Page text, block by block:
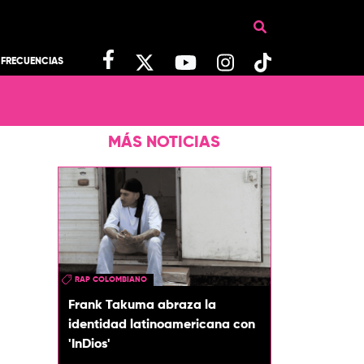
FRECUENCIAS
MÁS NOTICIAS
RAP COLOMBIANO
Frank Takuma abraza la
identidad latinoamericana con
'InDios'